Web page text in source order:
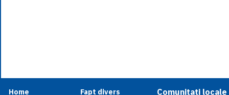
Home
Fapt divers
Comunitati locale